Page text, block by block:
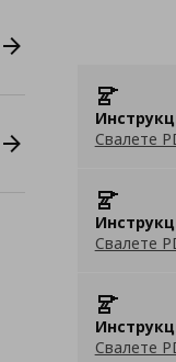
Свалете
Свалете
Свалете